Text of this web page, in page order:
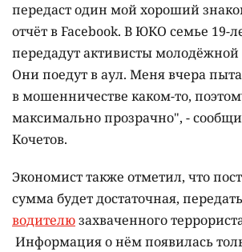
передаст один мой хороший
отчёт в Facebook. В ЮКО семье 19-
передадут активисты
Они поедут в аул. Меня вчера
в мошенничестве каком-то,
максимально прозрачно", -
Кочетов.
Экономист также отметил, что
сумма будет достаточная,
водителюзахваченного
Информация о нём появилась